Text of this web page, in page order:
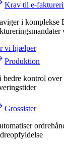
Krav til e-
i komplekse
vi hjælper
Produktion
bedre kontrol
Grossister